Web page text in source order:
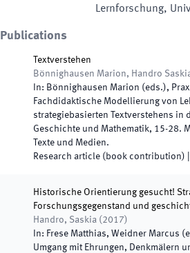
Lernforschung,
Publications
Textverstehen
Bönnighausen Marion, Handro
In: Bönnighausen Marion (eds.),
Fachdidaktische Modellierung von
strategiebasierten Textverstehens in
Geschichte und Mathematik, 15-28.
Texte und Medien.
Research article (book contribution)
Historische Orientierung gesucht!
Forschungsgegenstand und
Handro, Saskia ( 2017)
In: Frese Matthias, Weidner Marcus (
Umgang mit Ehrungen, Denkmälern